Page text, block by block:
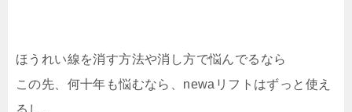
ほうれい線を消す方法や消し方で悩んでるなら
この先、何十年も悩むなら、newaリフトはずっと使え
るし、